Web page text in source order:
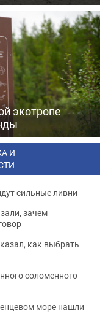
экотропе
И
сильные ливни
зачем
как выбрать
соломенного
море нашли